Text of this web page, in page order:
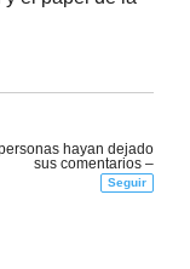
hayan dejado
sus comentarios –
Seguir